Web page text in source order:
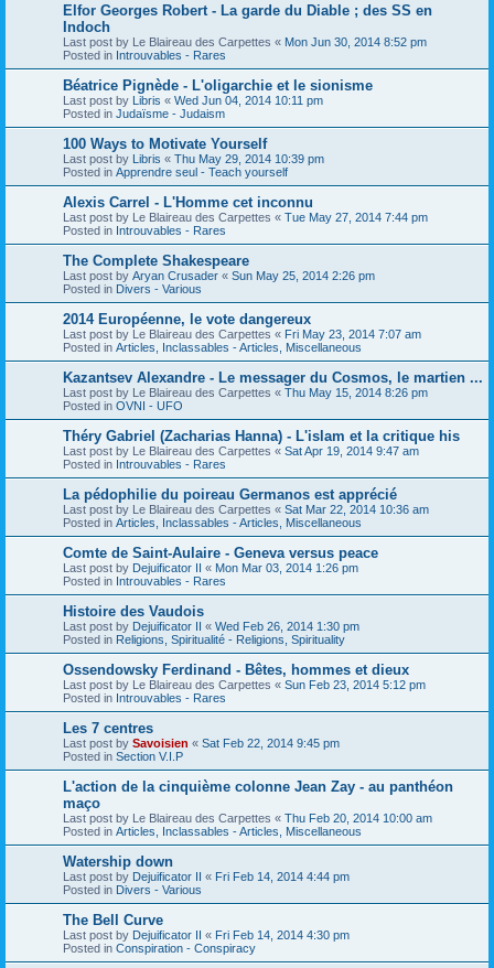
Elfor Georges Robert - La garde du Diable ; des SS en
Indoch
Last post by Le Blaireau des Carpettes « Mon Jun 30, 2014 8:52 pm
Posted in Introuvables - Rares
Béatrice Pignède - L'oligarchie et le sionisme
Last post by Libris « Wed Jun 04, 2014 10:11 pm
Posted in Judaïsme - Judaism
100 Ways to Motivate Yourself
Last post by Libris « Thu May 29, 2014 10:39 pm
Posted in Apprendre seul - Teach yourself
Alexis Carrel - L'Homme cet inconnu
Last post by Le Blaireau des Carpettes « Tue May 27, 2014 7:44 pm
Posted in Introuvables - Rares
The Complete Shakespeare
Last post by Aryan Crusader « Sun May 25, 2014 2:26 pm
Posted in Divers - Various
2014 Européenne, le vote dangereux
Last post by Le Blaireau des Carpettes « Fri May 23, 2014 7:07 am
Posted in Articles, Inclassables - Articles, Miscellaneous
Kazantsev Alexandre - Le messager du Cosmos, le martien ...
Last post by Le Blaireau des Carpettes « Thu May 15, 2014 8:26 pm
Posted in OVNI - UFO
Théry Gabriel (Zacharias Hanna) - L'islam et la critique his
Last post by Le Blaireau des Carpettes « Sat Apr 19, 2014 9:47 am
Posted in Introuvables - Rares
La pédophilie du poireau Germanos est apprécié
Last post by Le Blaireau des Carpettes « Sat Mar 22, 2014 10:36 am
Posted in Articles, Inclassables - Articles, Miscellaneous
Comte de Saint-Aulaire - Geneva versus peace
Last post by Dejuificator II « Mon Mar 03, 2014 1:26 pm
Posted in Introuvables - Rares
Histoire des Vaudois
Last post by Dejuificator II « Wed Feb 26, 2014 1:30 pm
Posted in Religions, Spiritualité - Religions, Spirituality
Ossendowsky Ferdinand - Bêtes, hommes et dieux
Last post by Le Blaireau des Carpettes « Sun Feb 23, 2014 5:12 pm
Posted in Introuvables - Rares
Les 7 centres
Last post by Savoisien « Sat Feb 22, 2014 9:45 pm
Posted in Section V.I.P
L'action de la cinquième colonne Jean Zay - au panthéon
maço
Last post by Le Blaireau des Carpettes « Thu Feb 20, 2014 10:00 am
Posted in Articles, Inclassables - Articles, Miscellaneous
Watership down
Last post by Dejuificator II « Fri Feb 14, 2014 4:44 pm
Posted in Divers - Various
The Bell Curve
Last post by Dejuificator II « Fri Feb 14, 2014 4:30 pm
Posted in Conspiration - Conspiracy